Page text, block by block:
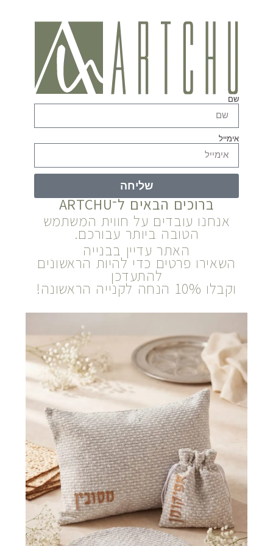
שם
אימייל
שליחה
ברוכים הבאים ל־ARTCHU
אנחנו עובדים על חווית המשתמש
הטובה ביותר עבורכם.
האתר עדיין בבנייה
השאירו פרטים כדי להיות הראשונים
להתעדכן
וקבלו 10% הנחה לקנייה הראשונה!